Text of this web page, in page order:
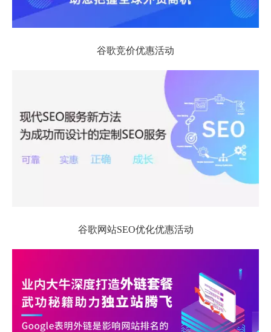
谷歌竞价优惠活动
谷歌网站SEO优化优惠活动